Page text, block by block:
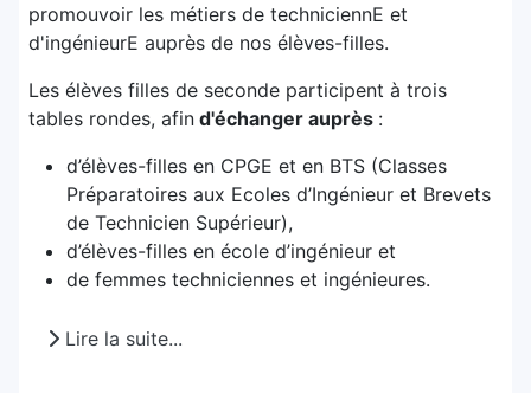
promouvoir les métiers de techniciennE et
d'ingénieurE auprès de nos élèves-filles.
Les élèves filles de seconde participent à trois
tables rondes, afin d'échanger auprès :
d’élèves-filles en CPGE et en BTS (Classes
Préparatoires aux Ecoles d’Ingénieur et Brevets
de Technicien Supérieur),
d’élèves-filles en école d’ingénieur et
de femmes techniciennes et ingénieures.
Lire la suite...